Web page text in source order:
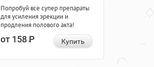
Попробуй все супер препараты
для усиления эрекции и
продления полового акта!
от 158Р Купить